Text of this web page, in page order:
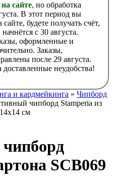
сайте, но обработка
В этот период вы
будете получать счёт,
с 30 августа.
оформленные и
Заказы,
после 29 августа.
неудобства!
и кардмейкинга » Чипборд
чипборд Stamperia из
см
SCB069